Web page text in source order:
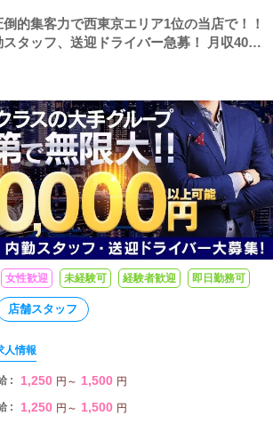
的集客力で西東京エリア1位の当店で！！
タッフ、送迎ドライバー急募！ 月収40万
女性歓迎 未経験可 経験者歓迎 即日勤務可
店舗スタッフ
人情報
: 1,250 円 ～ 1,500 円
: 1,250 円 ～ 1,500 円